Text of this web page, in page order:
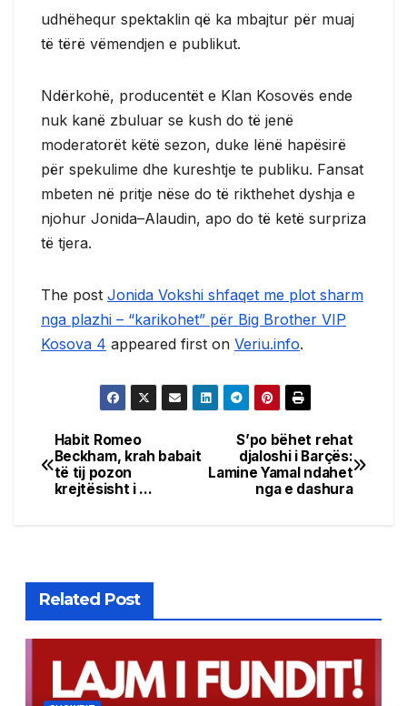
udhëhequr spektaklin që ka mbajtur për muaj
të tërë vëmendjen e publikut.
Ndërkohë, producentët e Klan Kosovës ende
nuk kanë zbuluar se kush do të jenë
moderatorët këtë sezon, duke lënë hapësirë
për spekulime dhe kureshtje te publiku. Fansat
mbeten në pritje nëse do të rikthehet dyshja e
njohur Jonida–Alaudin, apo do të ketë surpriza
të tjera.
The post Jonida Vokshi shfaqet me plot sharm
nga plazhi – “karikohet” për Big Brother VIP
Kosova 4 appeared first on Veriu.info.
Post
navigation
S’po bëhet rehat
djaloshi i Barçës:
Lamine Yamal ndahet
nga e dashura
Habit Romeo
Beckham, krah babait
të tij pozon
krejtësisht i …
Related Post